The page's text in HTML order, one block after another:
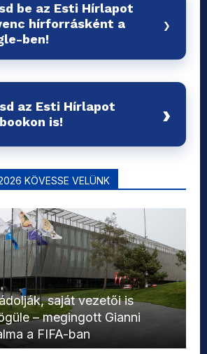
be az Esti Hírlapot
hírforrásként a
ben!
›
az Esti Hírlapot
is!
›
KÖVESSE VELÜNK
saját vezetői is
– megingott Gianni
a FIFA-ban